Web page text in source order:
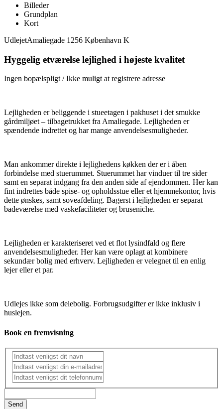
Billeder
Grundplan
Kort
UdlejetAmaliegade 1256 København K
Hyggelig etværelse lejlighed i højeste kvalitet
Ingen bopælspligt / Ikke muligt at registrere adresse
Lejligheden er beliggende i stueetagen i pakhuset i det smukke
gårdmiljøet – tilbagetrukket fra Amaliegade. Lejligheden er
spændende indrettet og har mange anvendelsesmuligheder.
Man ankommer direkte i lejlighedens køkken der er i åben
forbindelse med stuerummet. Stuerummet har vinduer til tre sider
samt en separat indgang fra den anden side af ejendommen. Her kan
fint indrettes både spise- og opholdsstue eller et hjemmekontor, hvis
dette ønskes, samt soveafdeling. Bagerst i lejligheden er separat
badeværelse med vaskefaciliteter og bruseniche.
Lejligheden er karakteriseret ved et flot lysindfald og flere
anvendelsesmuligheder. Her kan være oplagt at kombinere
sekundær bolig med erhverv. Lejligheden er velegnet til en enlig
lejer eller et par.
Udlejes ikke som delebolig. Forbrugsudgifter er ikke inklusiv i
huslejen.
Book en fremvisning